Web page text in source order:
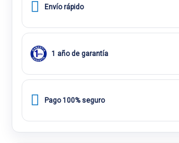
Envío rápido
1 año de garantía
Pago 100% seguro